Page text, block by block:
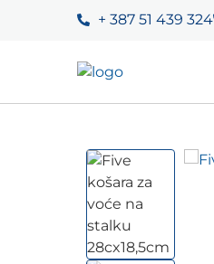
+ 387 51 439 324